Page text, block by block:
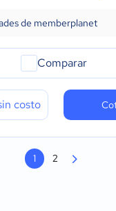
de memberplanet
Comparar
costo
1 2